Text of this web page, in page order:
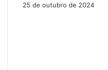
25 de outubro de 2024